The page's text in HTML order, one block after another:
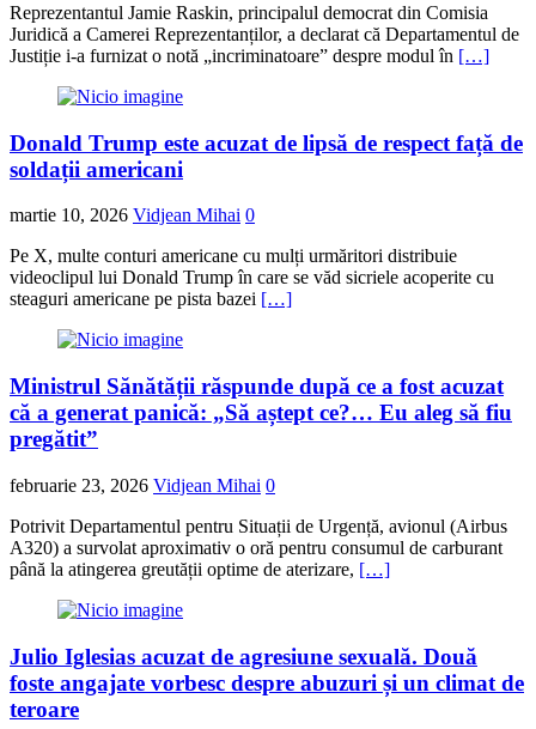
Reprezentantul Jamie Raskin, principalul democrat din Comisia
Juridică a Camerei Reprezentanților, a declarat că Departamentul de
Justiție i-a furnizat o notă „incriminatoare” despre modul în […]
Donald Trump este acuzat de lipsă de respect față de
soldații americani
martie 10, 2026 Vidjean Mihai 0
Pe X, multe conturi americane cu mulți urmăritori distribuie
videoclipul lui Donald Trump în care se văd sicriele acoperite cu
steaguri americane pe pista bazei […]
Ministrul Sănătății răspunde după ce a fost acuzat
că a generat panică: „Să aștept ce?… Eu aleg să fiu
pregătit”
februarie 23, 2026 Vidjean Mihai 0
Potrivit Departamentul pentru Situații de Urgență, avionul (Airbus
A320) a survolat aproximativ o oră pentru consumul de carburant
până la atingerea greutății optime de aterizare, […]
Julio Iglesias acuzat de agresiune sexuală. Două
foste angajate vorbesc despre abuzuri și un climat de
teroare